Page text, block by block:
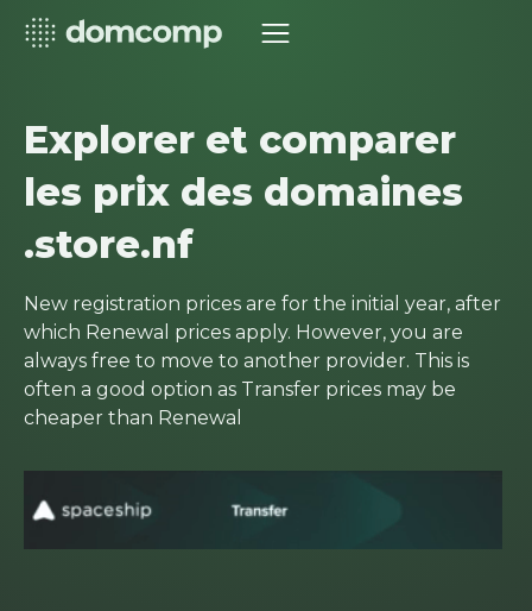
Explorer et comparer
les prix des domaines
.store.nf
New registration prices are for the initial year, after
which Renewal prices apply. However, you are
always free to move to another provider. This is
often a good option as Transfer prices may be
cheaper than Renewal